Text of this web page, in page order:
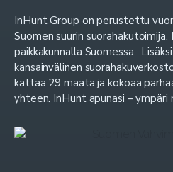
InHunt Group on perustettu
Suomen suurin
paikkakunnalla Suomessa.
kansainvälinen
kattaa 29 maata ja kokoaa
yhteen. InHunt apunasi – ympäri